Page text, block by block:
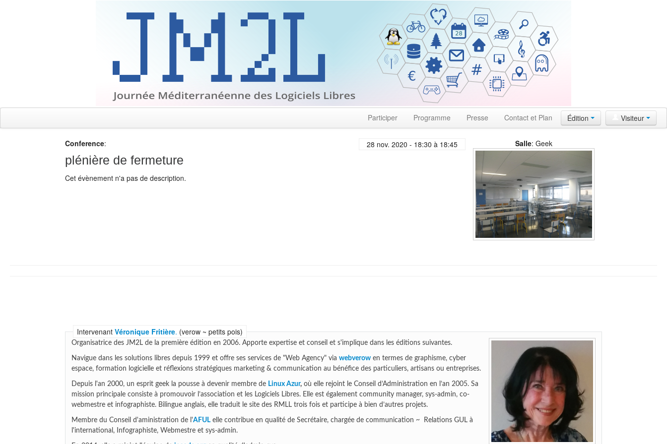
Édition Visiteur
Participer Programme Presse Contact et Plan
Salle: Geek
Conference: 28 nov. 2020 - 18:30 à 18:45
plénière de fermeture
Cet évènement n'a pas de description.
IntervenantVéronique Fritière. (verow ~ petits pois)
Organisatrice des JM2L de la première édition en 2006. Apporte expertise et conseil et s'implique dans les éditions suivantes.
Navigue dans les solutions libres depuis 1999 et offre ses services de "Web Agency" viawebverow en termes de graphisme, cyber
espace, formation logicielle et réflexions stratégiques marketing & communication au bénéfice des particuliers, artisans ou entreprises.
Depuis l'an 2000, un esprit geek la pousse à devenir membre de Linux Azur, où elle rejoint le Conseil d’Administration en l’an 2005. Sa
mission principale consiste à promouvoir l’association et les Logiciels Libres. Elle est également community manager, sys-admin, co-
webmestre et infographiste. Bilingue anglais, elle traduit le site des RMLL trois fois et participe à bien d’autres projets.
Membre du Conseil d'aministration de l'AFUL elle contribue en qualité de Secrétaire, chargée de communication ~ Relations GUL à
l'international, Infographiste, Webmestre et sys-admin.